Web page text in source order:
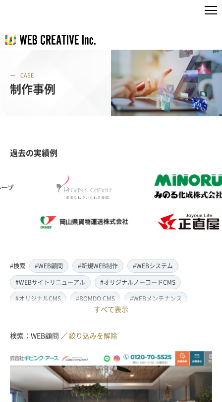
CASE
制作事例
過去の実績例
#検索 #WEB顧問 #新規WEB制作
#WEBシステム
#WEBサイトリニューアル
#オリジナルノーコードCMS
#オリジナルCMS
#BOMDO CMS
#WEBメンテナンス
#レスポンシブ対応
#翻訳・多言語対応
#情報管理システム
#取材・ライティング
#写真撮影
#動画制作(撮影・編集)
#ドローン撮影(空撮)
#イラスト制作
#アクセス解析・SEO対策
#名刺・パンフレット制作
すべて表示
検索：WEB顧問 ／絞り込みを解除